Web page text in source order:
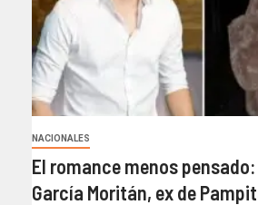
NACIONALES
El romance menos
García Moritán, ex de